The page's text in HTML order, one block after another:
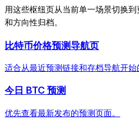
用这些枢纽页从当前单一场景切换
和方向性归档。
比特币价格预测导航页
适合从最近预测链接和存档导航开始
今日 BTC 预测
优先查看最新发布的预测页面。